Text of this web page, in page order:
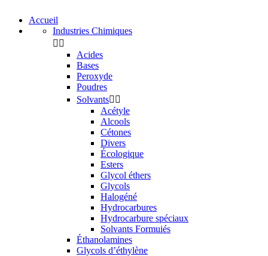
Accueil
Industries Chimiques
 
Acides
Bases
Peroxyde
Poudres
Solvants 
Acétyle
Alcools
Cétones
Divers
Écologique
Esters
Glycol éthers
Glycols
Halogéné
Hydrocarbures
Hydrocarbure spéciaux
Solvants Formuiés
Éthanolamines
Glycols d’éthylène